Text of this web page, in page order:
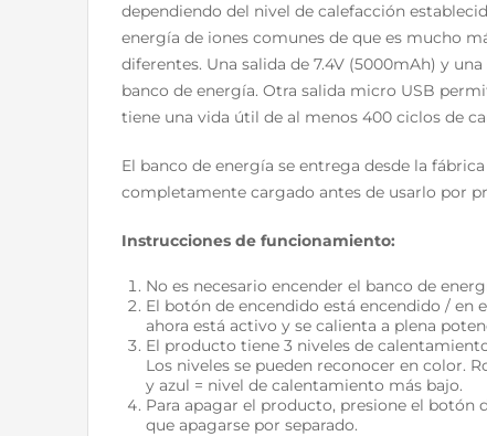
dependiendo del nivel de calefacción
energía de iones comunes de que es mucho
diferentes. Una salida de 7.4V (5000mAh) y
banco de energía. Otra salida micro USB
tiene una vida útil de al menos 400 ciclos de
El banco de energía se entrega desde la
completamente cargado antes de usarlo por
Instrucciones de funcionamiento:
No es necesario encender el banco de
El botón de encendido está encendido / en
ahora está activo y se calienta a plena
El producto tiene 3 niveles de
Los niveles se pueden reconocer en color.
y azul = nivel de calentamiento más bajo.
Para apagar el producto, presione el botón
que apagarse por separado.